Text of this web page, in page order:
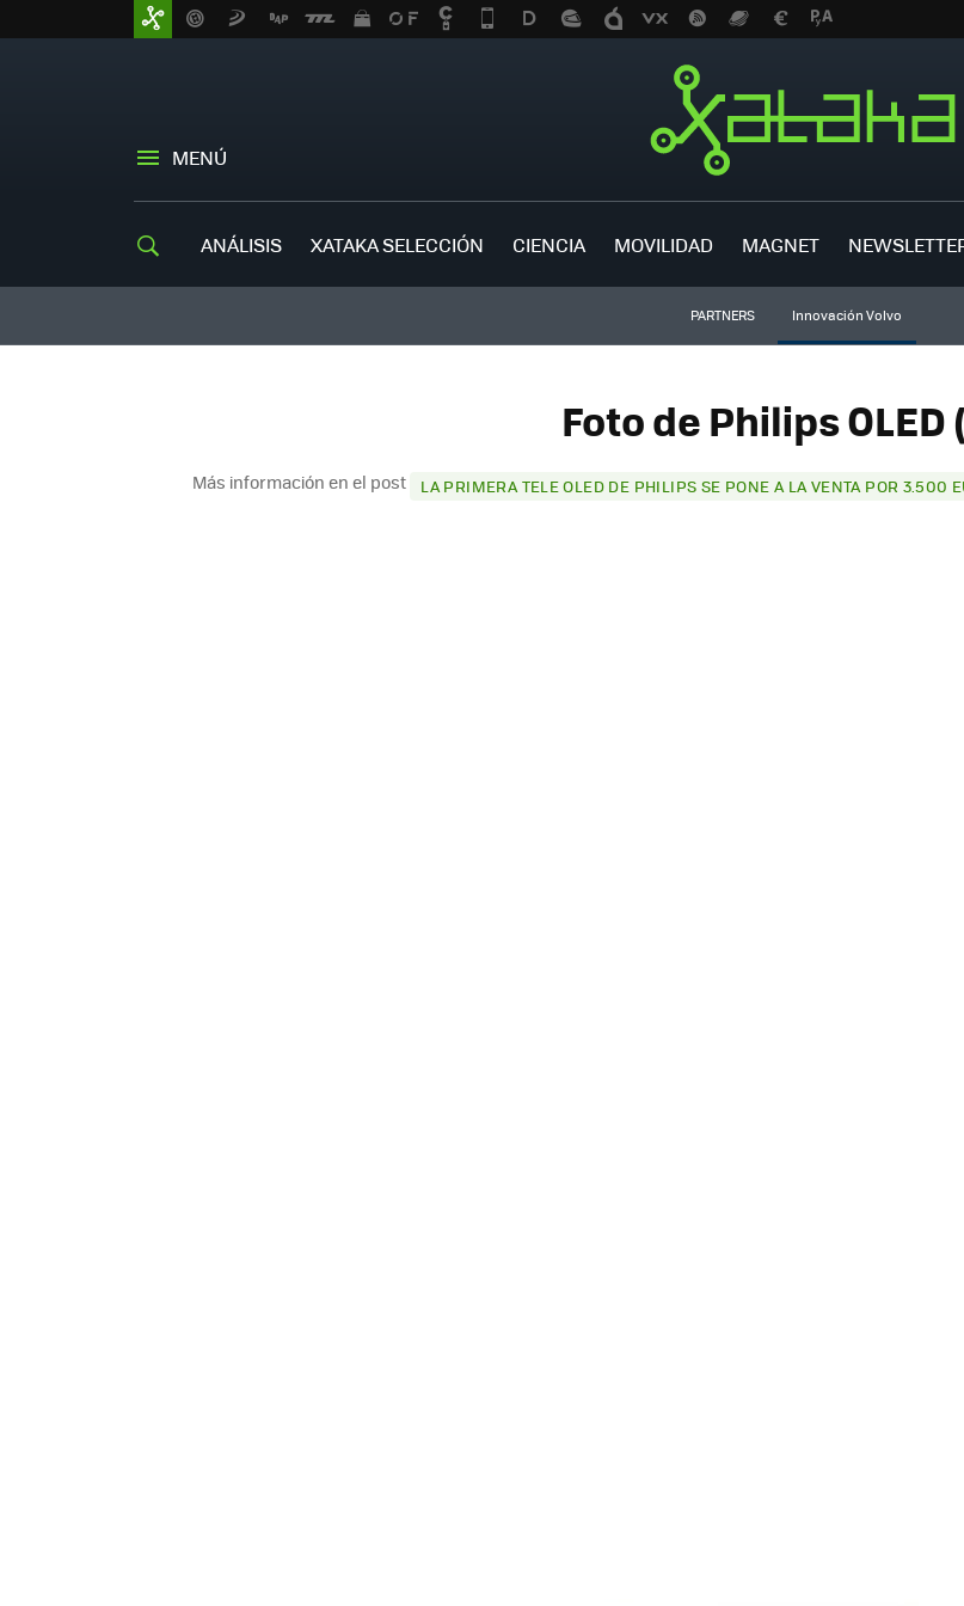
MENÚ
ANÁLISIS XATAKA SELECCIÓN CIENCIA MOVILIDAD MAGNET
PARTNERS Innovación Volvo
Foto de Philips OLED
Más información en el post LA PRIMERA TELE OLED DE PHILIPS SE PONE A LA VENTA POR 3.500